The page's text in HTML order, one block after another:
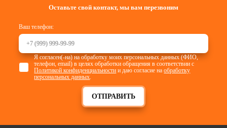
Оставьте свой контакт, мы вам перезвоним
Ваш телефон:
ОТПРАВИТЬ
Я согласен(-на) на обработку моих персональных данных (ФИО,
телефон, email) в целях обработки обращения в соответствии с
Политикой конфиденциальности и даю согласие наобработку
персональных данных.